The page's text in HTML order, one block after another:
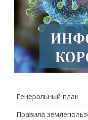
Генеральный план
Правила